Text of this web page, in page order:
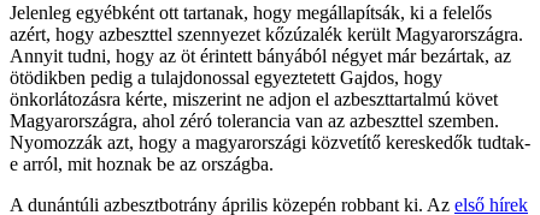
Jelenleg egyébként ott tartanak, hogy megállapítsák, ki a felelős
azért, hogy azbeszttel szennyezet kőzúzalék került Magyarországra.
Annyit tudni, hogy az öt érintett bányából négyet már bezártak, az
ötödikben pedig a tulajdonossal egyeztetett Gajdos, hogy
önkorlátozásra kérte, miszerint ne adjon el azbeszttartalmú követ
Magyarországra, ahol zéró tolerancia van az azbeszttel szemben.
Nyomozzák azt, hogy a magyarországi közvetítő kereskedők tudtak-
e arról, mit hoznak be az országba.
A dunántúli azbesztbotrány április közepén robbant ki. Az első hírek